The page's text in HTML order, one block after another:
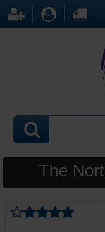
לקופה